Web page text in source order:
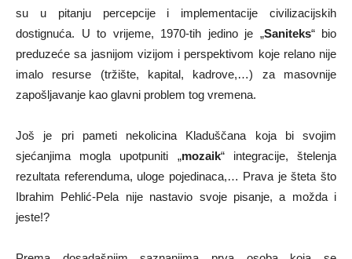
su u pitanju percepcije i implementacije civilizacijskih
dostignuća. U to vrijeme, 1970-tih jedino je „Saniteks“ bio
preduzeće sa jasnijom vizijom i perspektivom koje relano nije
imalo resurse (tržište, kapital, kadrove,…) za masovnije
zapošljavanje kao glavni problem tog vremena.
Još je pri pameti nekolicina Kladuščana koja bi svojim
sjećanjima mogla upotpuniti „mozaik“ integracije, štelenja
rezultata referenduma, uloge pojedinaca,… Prava je šteta što
Ibrahim Pehlić-Pela nije nastavio svoje pisanje, a možda i
jeste!?